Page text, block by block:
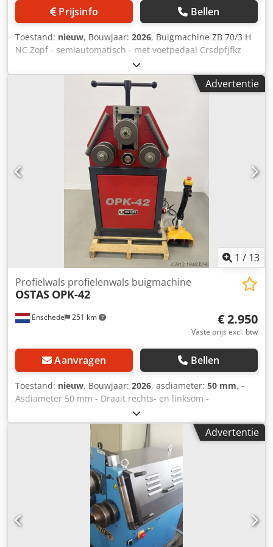
Compacte afmetingen Eenvoudige en comfortabele
bediening Geschikt voor werkplaats- en
machine DOCUMENTATIE EN SERVICE 12 maanden
garantie Garantieservice Crodpfsytffwsx Abmjf Service na
afloop van de garantie CE-conformiteitsverklaring
Technische documentatie (DTR) in het Engels LEVERING Wij
kunnen de levering van de machine rechtstreeks bij de
klant organiseren. De transportkosten worden individueel
berekend, afhankelijk van de leveringslocatie en het
aanbod van het transportbedrijf. Neem contact op met
onze verkoopafdeling voor meer informatie, een
commercieel aanbod of een offerte voor transportkosten.
Bezoek onze website om ons volledige assortiment aan
metaalbewerkingsmachines en accessoires te bekijken.
Prijsinfo Bellen
Toestand: nieuw, Bouwjaar: 2026, Buigmachine ZB 70/3 H
NC Zopf - semiautomatisch - met voetpedaal Crsdpfjfkz
Rbsx Abmof - met standaard rolset TECHNISCHE
SPECIFICATIES: - drie aangedreven assen, glad oppervlak -
hydraulische verstelling van de middenrol - werkpositie
horizontaal en verticaal - De assen worden ondersteund
door conische lagers - schuifbalken op de schuifsteun zijn
verwisselbaar - Asdiameter: 40 mm - Roldiameter: 152/162
mm - toerental van de as: 8,5 U/min. - spanning: 400V 50Hz
3Ph - aandrijfmotor: 1,1 kW - motor voor hydraulisch: 1,1
kW - hydraulische druk: 8 tot - instelmanier: 120 mm -
gewicht: 490 kg - afmetingen: - kleur RAL5012 / RAL7015
NC-CONTROL voor ZB 70/3 HA: - twee assen gecontroleerd
- aanraakscherm - onthouden van 1000 programma's echo
19 stappen - interpolatie - nauwkeurigheid van de y-assen
1/10 mm - programmeerbaar vooruit en achteruit
Advertentie
1 / 13
Enschede 251 km
Profielwals profielenwals buigmachine
OSTAS OPK-42
€ 2.950
Vaste prijs excl. btw
Aanvragen Bellen
Toestand: nieuw, Bouwjaar: 2026, asdiameter: 50 mm, -
Asdiameter 50 mm - Draait rechts- en linksom -
Horizontaal/verticaal te gebruiken Credpswv Ufajfx Abmsf -
Voetbediening - Noodstop - Documentatie - 400V
Advertentie